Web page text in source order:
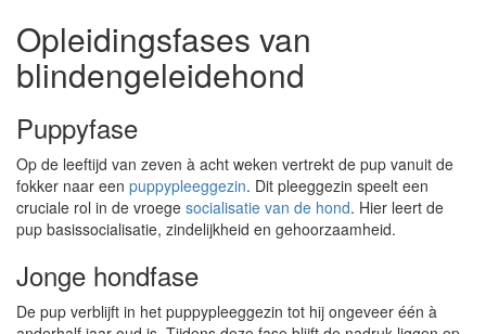
Opleidingsfases van
blindengeleidehond
Puppyfase
Op de leeftijd van zeven à acht weken vertrekt de pup vanuit de
fokker naar een puppypleeggezin. Dit pleeggezin speelt een
cruciale rol in de vroege socialisatie van de hond. Hier leert de
pup basissocialisatie, zindelijkheid en gehoorzaamheid.
Jonge hondfase
De pup verblijft in het puppypleeggezin tot hij ongeveer één à